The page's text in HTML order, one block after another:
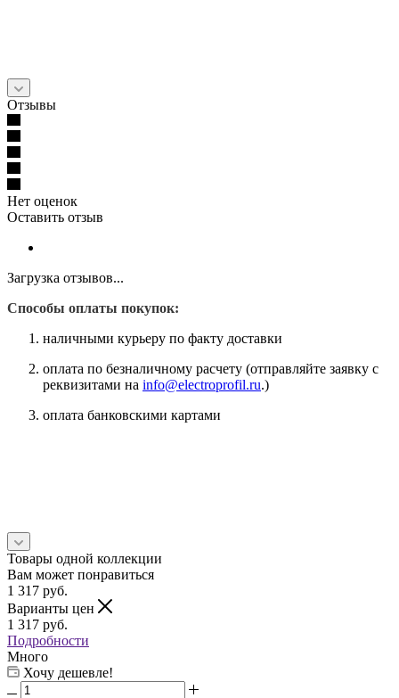
Отзывы
Нет оценок
Оставить отзыв
Загрузка отзывов...
Способы оплаты покупок:
наличными курьеру по факту доставки
оплата по безналичному расчету (отправляйте заявку с
реквизитами на info@electroprofil.ru.)
оплата банковскими картами
Товары одной коллекции
Вам может понравиться
1 317 руб.
Варианты цен
1 317 руб.
Подробности
Много
Хочу дешевле!